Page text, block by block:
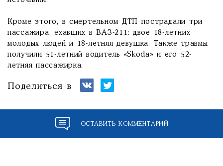
Кроме этого, в смертельном ДТП пострадали три
пассажира, ехавших в ВАЗ-211: двое 18-летних
молодых людей и 18-летняя девушка. Также травмы
получили 51-летний водитель «Skoda» и его 52-
летняя пассажирка.
Поделиться в
ОСТАВИТЬ КОММЕНТАРИЙ